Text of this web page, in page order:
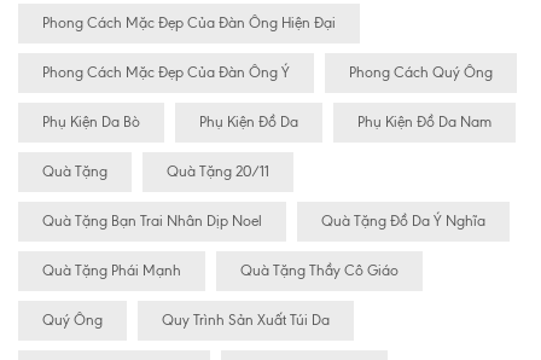
Phong Cách Mặc Đẹp Của Đàn Ông Hiện Đại
Phong Cách Mặc Đẹp Của Đàn Ông Ý Phong Cách Quý Ông
Phụ Kiện Da Bò Phụ Kiện Đồ Da Phụ Kiện Đồ Da Nam
Quà Tặng Quà Tặng 20/11
Quà Tặng Bạn Trai Nhân Dịp Noel Quà Tặng Đồ Da Ý Nghĩa
Quà Tặng Phái Mạnh Quà Tặng Thầy Cô Giáo
Quý Ông Quy Trình Sản Xuất Túi Da